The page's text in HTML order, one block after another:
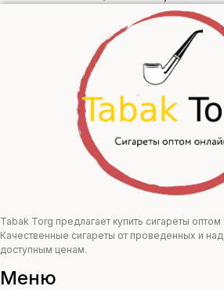
цена
составляла
1270,00 ₽.
Tabak Torg предлагает купить сигареты
Качественные сигареты от проведенных и
доступным ценам.
Меню